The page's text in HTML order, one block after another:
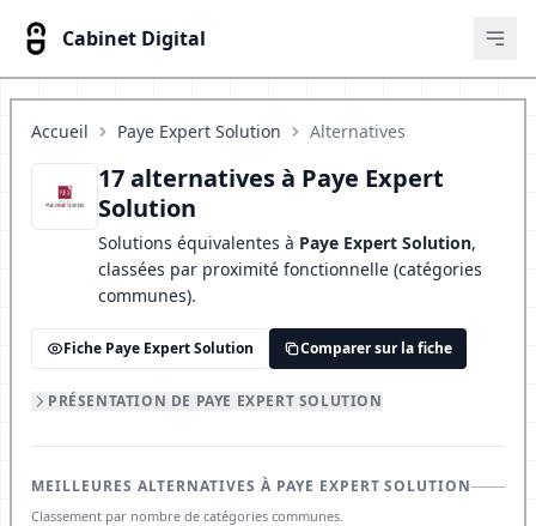
Cabinet Digital
Accueil Paye Expert Solution Alternatives
17 alternatives à Paye Expert
Solution
Solutions équivalentes à Paye Expert Solution,
classées par proximité fonctionnelle (catégories
communes).
Fiche Paye Expert Solution Comparer sur la fiche
PRÉSENTATION DE PAYE EXPERT SOLUTION
MEILLEURES ALTERNATIVES À PAYE EXPERT SOLUTION
Classement par nombre de catégories communes.